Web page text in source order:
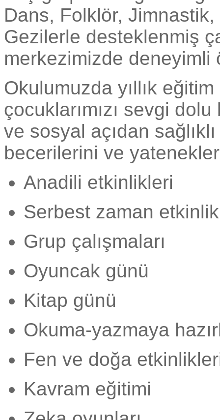
Dans, Folklör,
Gezilerle desteklenmiş
merkezimizde deneyimli
Okulumuzda yıllık eğitim
çocuklarımızı sevgi
ve sosyal açıdan
becerilerini ve
Anadili etkinlikleri
Serbest zaman
Grup çalışmaları
Oyuncak günü
Kitap günü
Okuma-yazmaya
Fen ve doğa
Kavram eğitimi